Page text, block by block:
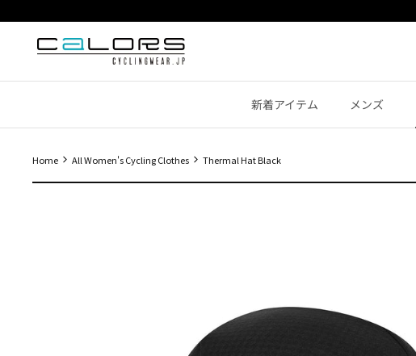
移
新着アイテム メンズ
Home All Women's Cycling Clothes Thermal Hat Black